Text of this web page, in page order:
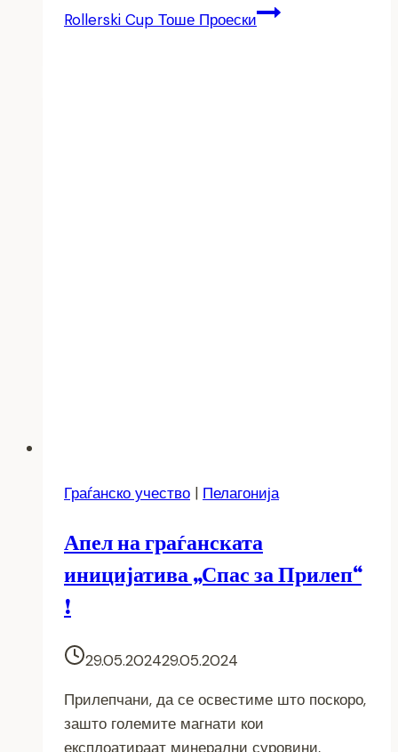
Rollerski Cup Тоше Проески
Граѓанско учество | Пелагонија
Апел на граѓанската
иницијатива „Спас за Прилеп“
!
29.05.202429.05.2024
Прилепчани, да се освестиме што поскоро,
зашто големите магнати кои
експлоатираат минерални суровини,